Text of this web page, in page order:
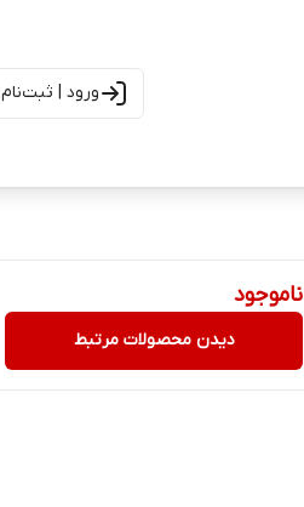
ورود | ثبت‌نام
ناموجود
دیدن محصولات مرتبط